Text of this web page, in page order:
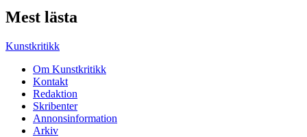
Mest lästa
Kunstkritikk
Om Kunstkritikk
Kontakt
Redaktion
Skribenter
Annonsinformation
Arkiv